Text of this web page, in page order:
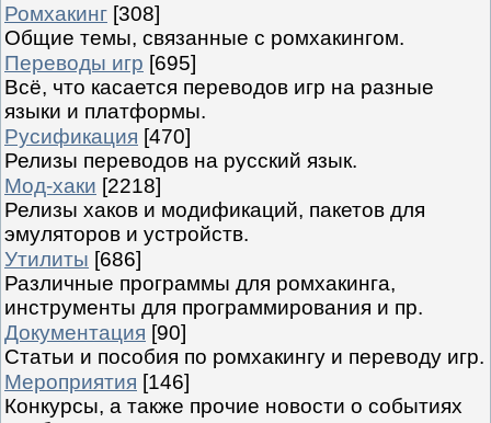
Ромхакинг [308]
Общие темы, связанные с ромхакингом.
Переводы игр [695]
Всё, что касается переводов игр на разные
языки и платформы.
Русификация [470]
Релизы переводов на русский язык.
Мод-хаки [2218]
Релизы хаков и модификаций, пакетов для
эмуляторов и устройств.
Утилиты [686]
Различные программы для ромхакинга,
инструменты для программирования и пр.
Документация [90]
Статьи и пособия по ромхакингу и переводу игр.
Мероприятия [146]
Конкурсы, а также прочие новости о событиях